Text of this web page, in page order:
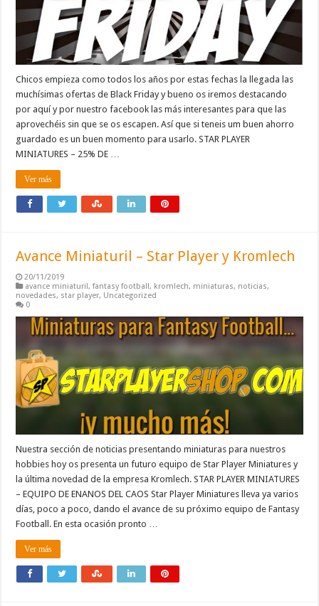
Chicos empieza como todos los años por estas fechas la llegada las
muchísimas ofertas de Black Friday y bueno os iremos destacando
por aquí y por nuestro facebook las más interesantes para que las
aprovechéis sin que se os escapen. Así que si teneis um buen ahorro
guardado es un buen momento para usarlo. STAR PLAYER
MINIATURES – 25% DE …
Ver más
Avance Miniaturil – Star Player y Kromlech
20/11/2019
avance miniaturil,fantasy football, kromlech, miniaturas, noticias,
novedades, star player, Uncategorized
0
Nuestra sección de noticias presentando miniaturas para nuestros
hobbies hoy os presenta un futuro equipo de Star Player Miniatures y
la última novedad de la empresa Kromlech. STAR PLAYER MINIATURES
– EQUIPO DE ENANOS DEL CAOS Star Player Miniatures lleva ya varios
días, poco a poco, dando el avance de su próximo equipo de Fantasy
Football. En esta ocasión pronto …
Ver más